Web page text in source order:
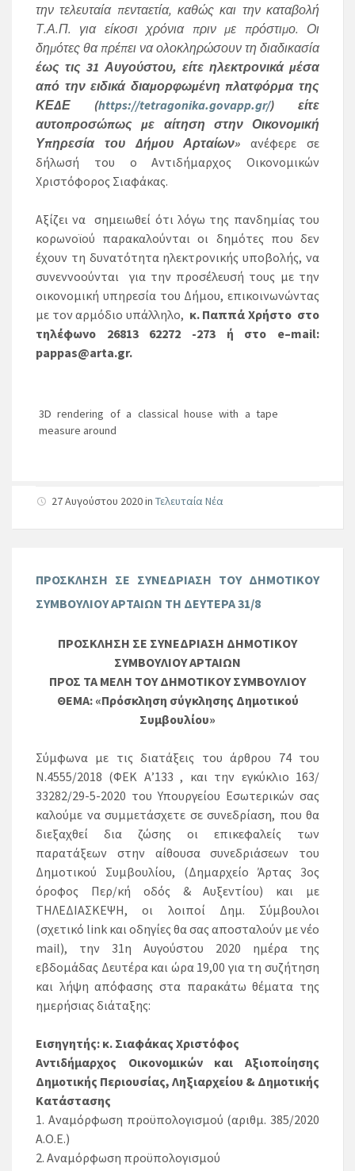
την τελευταία πενταετία, καθώς και την καταβολή
Τ.Α.Π. για είκοσι χρόνια πριν με πρόστιμο. Οι
δημότες θα πρέπει να ολοκληρώσουν τη διαδικασία
έως τις 31 Αυγούστου, είτε ηλεκτρονικά μέσα
από την ειδικά διαμορφωμένη πλατφόρμα της
ΚΕΔΕ (https://tetragonika.govapp.gr/) είτε
αυτοπροσώπως με αίτηση στην Οικονομική
Υπηρεσία του Δήμου Αρταίων» ανέφερε σε
δήλωσή του ο Αντιδήμαρχος Οικονομικών
Χριστόφορος Σιαφάκας.
Αξίζει να σημειωθεί ότι λόγω της πανδημίας του
κορωνοϊού παρακαλούνται οι δημότες που δεν
έχουν τη δυνατότητα ηλεκτρονικής υποβολής, να
συνεννοούνται για την προσέλευσή τους με την
οικονομική υπηρεσία του Δήμου, επικοινωνώντας
με τον αρμόδιο υπάλληλο, κ. Παππά Χρήστο στο
τηλέφωνο 26813 62272 -273 ή στο e–mail:
pappas@arta.gr.
3D rendering of a classical house with a tape
measure around
27 Αυγούστου 2020in Τελευταία Νέα
ΠΡΟΣΚΛΗΣΗ ΣΕ ΣΥΝΕΔΡΙΑΣΗ ΤΟΥ ΔΗΜΟΤΙΚΟΥ
ΣΥΜΒΟΥΛΙΟΥ ΑΡΤΑΙΩΝ ΤΗ ΔΕΥΤΕΡΑ 31/8
ΠΡΟΣΚΛΗΣΗ ΣΕ ΣΥΝΕΔΡΙΑΣΗ ΔΗΜΟΤΙΚΟΥ
ΣΥΜΒΟΥΛΙΟΥ ΑΡΤΑΙΩΝ
ΠΡΟΣ ΤΑ ΜΕΛΗ ΤΟΥ ΔΗΜΟΤΙΚΟΥ ΣΥΜΒΟΥΛΙΟΥ
ΘΕΜΑ: «Πρόσκληση σύγκλησης Δημοτικού
Συμβουλίου»
Σύμφωνα με τις διατάξεις του άρθρου 74 του
Ν.4555/2018 (ΦΕΚ Α’133 , και την εγκύκλιο 163/
33282/29-5-2020 του Υπουργείου Εσωτερικών σας
καλούμε να συμμετάσχετε σε συνεδρίαση, που θα
διεξαχθεί δια ζώσης οι επικεφαλείς των
παρατάξεων στην αίθουσα συνεδριάσεων του
Δημοτικού Συμβουλίου, (Δημαρχείο Άρτας 3ος
όροφος Περ/κή οδός & Αυξεντίου) και με
ΤΗΛΕΔΙΑΣΚΕΨΗ, οι λοιποί Δημ. Σύμβουλοι
(σχετικό link και οδηγίες θα σας αποσταλούν με νέο
mail), την 31η Αυγούστου 2020 ημέρα της
εβδομάδας Δευτέρα και ώρα 19,00 για τη συζήτηση
και λήψη απόφασης στα παρακάτω θέματα της
ημερήσιας διάταξης:
Εισηγητής: κ. Σιαφάκας Χριστόφος
Αντιδήμαρχος Οικονομικών και Αξιοποίησης
Δημοτικής Περιουσίας, Ληξιαρχείου & Δημοτικής
Κατάστασης
1. Αναμόρφωση προϋπολογισμού (αριθμ. 385/2020
Α.Ο.Ε.)
2. Αναμόρφωση προϋπολογισμού